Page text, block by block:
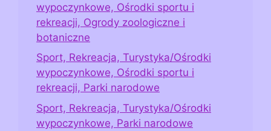
wypoczynkowe, Ośrodki sportu i
rekreacji, Ogrody zoologiczne i
botaniczne
Sport, Rekreacja, Turystyka/Ośrodki
wypoczynkowe, Ośrodki sportu i
rekreacji, Parki narodowe
Sport, Rekreacja, Turystyka/Ośrodki
wypoczynkowe, Parki narodowe